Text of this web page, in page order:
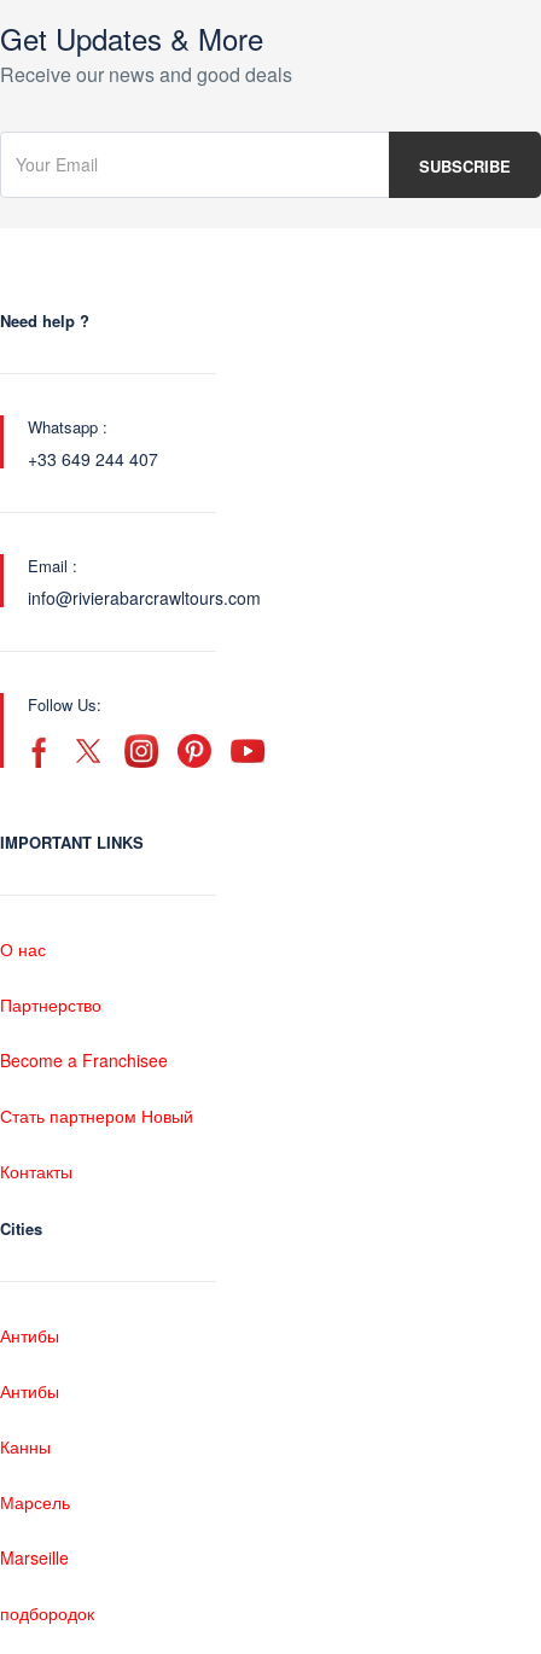
Get Updates & More
Receive our news and good deals
Need help ?
Whatsapp :
+33 649 244 407
Email :
info@rivierabarcrawltours.com
Follow Us:
IMPORTANT LINKS
О нас
Партнерство
Become a Franchisee
Стать партнером Новый
Контакты
Cities
Антибы
Антибы
Канны
Марсель
Marseille
подбородок